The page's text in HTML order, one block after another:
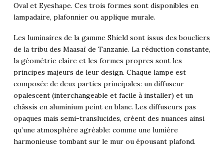
Oval et Eyeshape. Ces trois formes sont disponibles en
lampadaire, plafonnier ou applique murale.
Les luminaires de la gamme Shield sont issus des boucliers
de la tribu des Maasaï de Tanzanie. La réduction constante,
la géométrie claire et les formes propres sont les
principes majeurs de leur design. Chaque lampe est
composée de deux parties principales: un diffuseur
opalescent (interchangeable et facile à installer) et un
châssis en aluminium peint en blanc. Les diffuseurs pas
opaques mais semi-translucides, créent des nuances ainsi
qu’une atmosphère agréable: comme une lumière
harmonieuse tombant sur le mur ou épousant plafond.